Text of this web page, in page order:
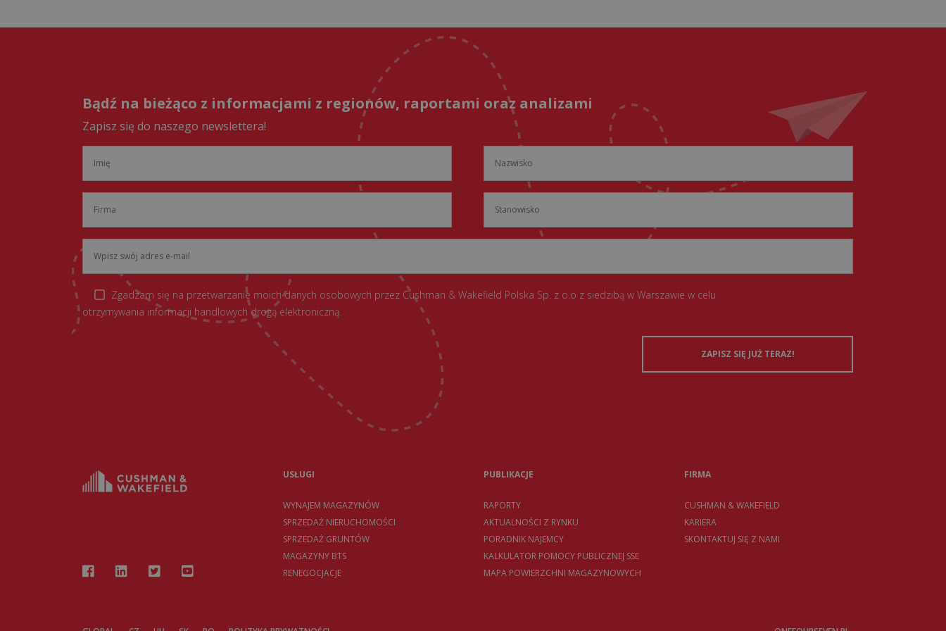
Bądź na bieżąco z informacjami z regionów, raportami oraz analizami
Zapisz się do naszego newslettera!
Zgadzam się na przetwarzanie moich danych osobowych przez Cushman & Wakefield Polska Sp. z o.o z siedzibą w Warszawie w celu
otrzymywania informacji handlowych drogą elektroniczną.
USŁUGI
WYNAJEM MAGAZYNÓW
SPRZEDAŻ NIERUCHOMOŚCI
SPRZEDAŻ GRUNTÓW
MAGAZYNY BTS
RENEGOCJACJE
PUBLIKACJE
RAPORTY
AKTUALNOŚCI Z RYNKU
PORADNIK NAJEMCY
KALKULATOR POMOCY PUBLICZNEJ SSE
MAPA POWIERZCHNI MAGAZYNOWYCH
FIRMA
CUSHMAN & WAKEFIELD
KARIERA
SKONTAKTUJ SIĘ Z NAMI